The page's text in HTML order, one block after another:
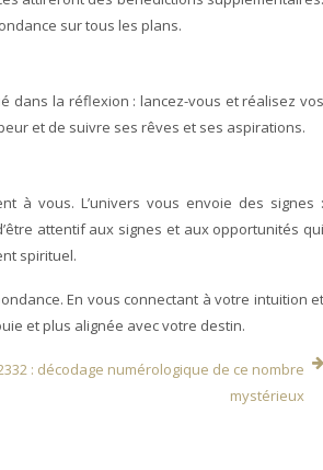
sur tous les plans.
dans la réflexion : lancez-vous et réalisez vos
et de suivre ses rêves et ses aspirations.
à vous. L’univers vous envoie des signes :
attentif aux signes et aux opportunités qui
spirituel.
En vous connectant à votre intuition et
et plus alignée avec votre destin.
: décodage numérologique de ce nombre
mystérieux